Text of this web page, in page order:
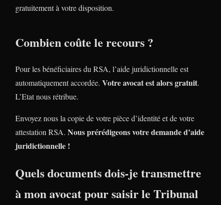
gratuitement à votre disposition.
Combien coûte le recours ?
Pour les bénéficiaires du RSA, l’aide juridictionnelle est
automatiquement accordée. Votre avocat est alors gratuit.
L’Etat nous rétribue.
Envoyez nous la copie de votre pièce d’identité et de votre
attestation RSA. Nous prérédigeons votre demande d’aide
juridictionnelle !
Quels documents dois-je transmettre
à mon avocat pour saisir le Tribunal